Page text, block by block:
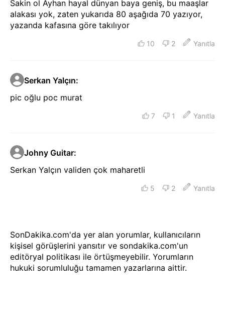
Sakin ol Ayhan hayal dünyan baya geniş, bu maaşlar
alakası yok, zaten yukarıda 80 aşağıda 70 yazıyor,
yazanda kafasına göre takılıyor
10 2 Yanıtla
Serkan Yalçın:
pic oğlu poc murat
7 1 Yanıtla
Johny Guitar:
Serkan Yalçın validen çok maharetli
5 2 Yanıtla
SonDakika.com'da yer alan yorumlar, kullanıcıların
kişisel görüşlerini yansıtır ve sondakika.com'un
editöryal politikası ile örtüşmeyebilir. Yorumların
hukuki sorumluluğu tamamen yazarlarına aittir.